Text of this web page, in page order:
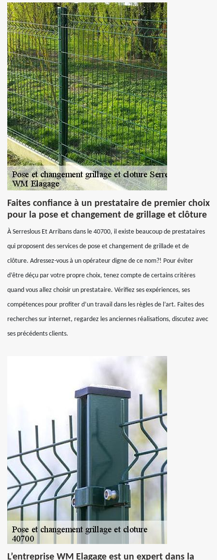
Faites confiance à un prestataire de premier choix
pour la pose et changement de grillage et clôture
À Serreslous Et Arribans dans le 40700, il existe beaucoup de prestataires
qui proposent des services de pose et changement de grillade et de
clôture. Adressez-vous à un opérateur digne de ce nom?! Pour éviter
d’être déçu par votre propre choix, tenez compte de certains critères
quand vous allez choisir un prestataire. Vérifiez ses expériences, ses
compétences pour profiter d’un travail dans les règles de l’art. Faites des
recherches sur internet, regardez les anciennes réalisations, discutez avec
ses précédents clients.
L’entreprise WM Elagage est un expert dans la